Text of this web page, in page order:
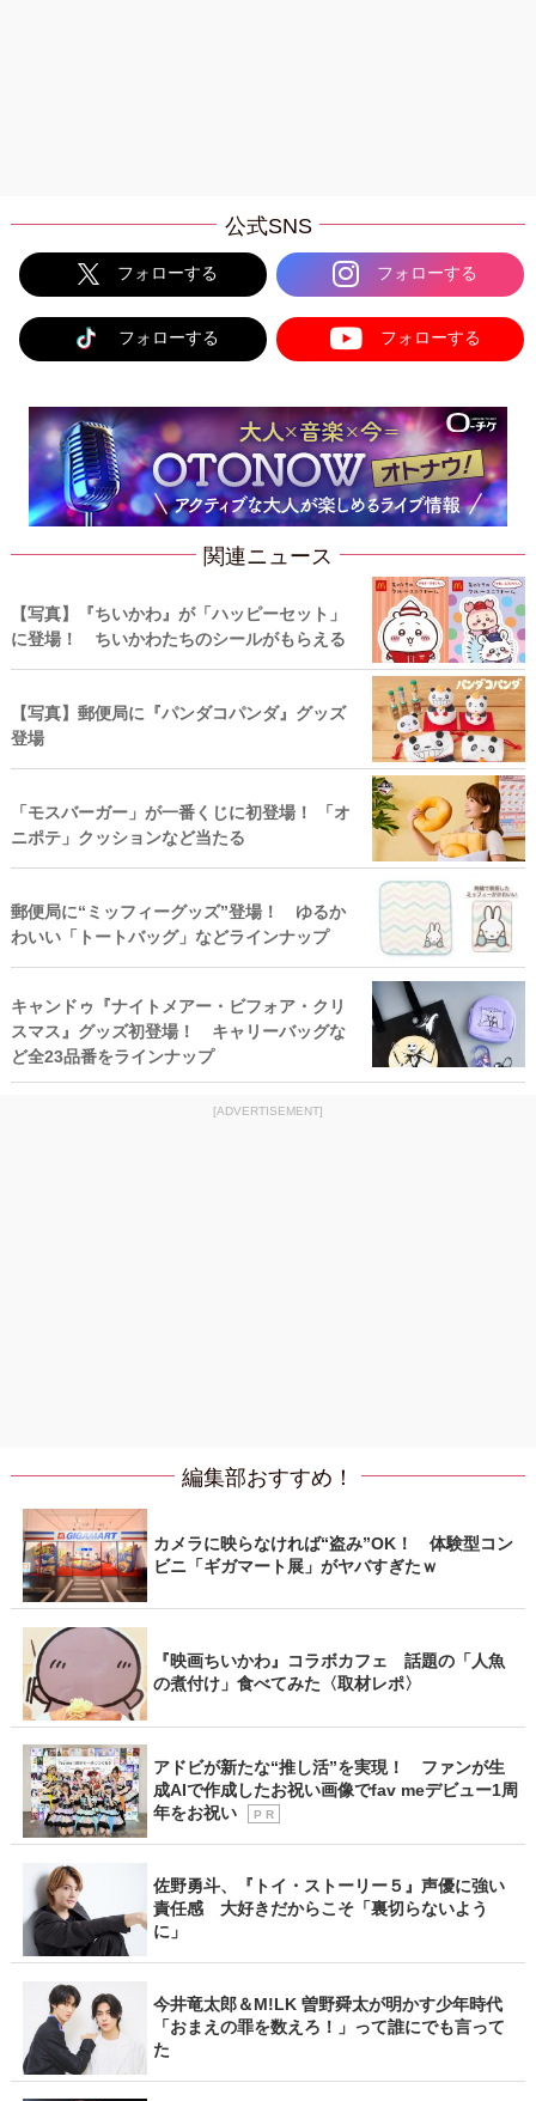
公式SNS
フォローする フォローする
フォローする フォローする
関連ニュース
【写真】『ちいかわ』が「ハッピーセット」
に登場！ ちいかわたちのシールがもらえる
【写真】郵便局に『パンダコパンダ』グッズ
登場
「モスバーガー」が一番くじに初登場！ 「オ
ニポテ」クッションなど当たる
郵便局に“ミッフィーグッズ”登場！ ゆるか
わいい「トートバッグ」などラインナップ
キャンドゥ『ナイトメアー・ビフォア・クリ
スマス』グッズ初登場！ キャリーバッグな
ど全23品番をラインナップ
[ADVERTISEMENT]
編集部おすすめ！
カメラに映らなければ“盗み”OK！ 体験型コン
ビニ「ギガマート展」がヤバすぎたｗ
『映画ちいかわ』コラボカフェ 話題の「人魚
の煮付け」食べてみた〈取材レポ〉
アドビが新たな“推し活”を実現！ ファンが生
成AIで作成したお祝い画像でfav meデビュー1周
年をお祝い
P R
佐野勇斗、『トイ・ストーリー５』声優に強い
責任感 大好きだからこそ「裏切らないよう
に」
今井竜太郎＆M!LK 曽野舜太が明かす少年時代
「おまえの罪を数えろ！」って誰にでも言って
た